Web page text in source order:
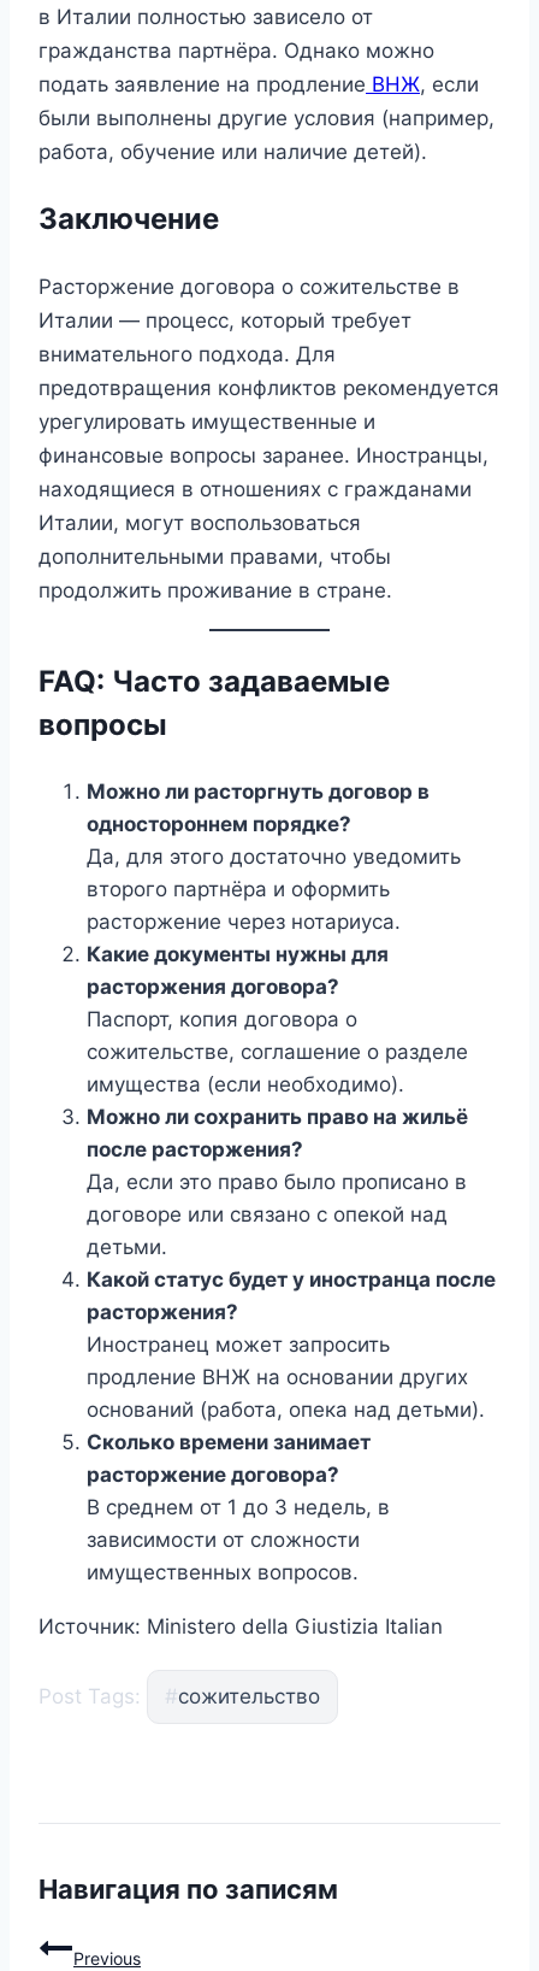
в Италии полностью зависело от
гражданства партнёра. Однако можно
подать заявление на продление ВНЖ, если
были выполнены другие условия (например,
работа, обучение или наличие детей).
Заключение
Расторжение договора о сожительстве в
Италии — процесс, который требует
внимательного подхода. Для
предотвращения конфликтов рекомендуется
урегулировать имущественные и
финансовые вопросы заранее. Иностранцы,
находящиеся в отношениях с гражданами
Италии, могут воспользоваться
дополнительными правами, чтобы
продолжить проживание в стране.
FAQ: Часто задаваемые
вопросы
Можно ли расторгнуть договор в
одностороннем порядке?
Да, для этого достаточно уведомить
второго партнёра и оформить
расторжение через нотариуса.
Какие документы нужны для
расторжения договора?
Паспорт, копия договора о
сожительстве, соглашение о разделе
имущества (если необходимо).
Можно ли сохранить право на жильё
после расторжения?
Да, если это право было прописано в
договоре или связано с опекой над
детьми.
Какой статус будет у иностранца после
расторжения?
Иностранец может запросить
продление ВНЖ на основании других
оснований (работа, опека над детьми).
Сколько времени занимает
расторжение договора?
В среднем от 1 до 3 недель, в
зависимости от сложности
имущественных вопросов.
Источник: Ministero della Giustizia Italian
Post Tags: #сожительство
Навигация по записям
Previous